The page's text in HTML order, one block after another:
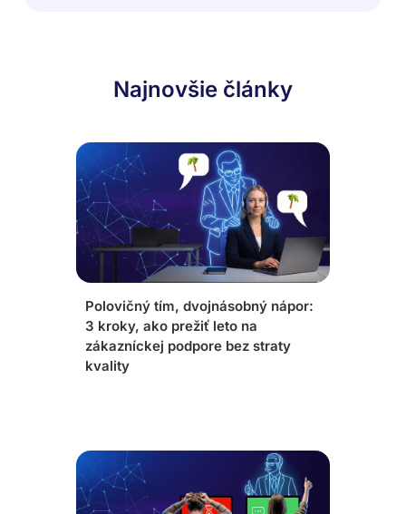
Najnovšie články
Polovičný tím, dvojnásobný nápor:
3 kroky, ako prežiť leto na
zákazníckej podpore bez straty
kvality